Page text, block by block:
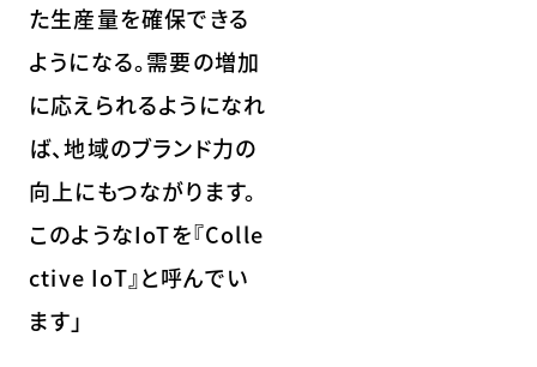
た生産量を確保できる
ようになる。需要の増加
に応えられるようになれ
ば、地域のブランド力の
向上にもつながります。
このようなIoTを『Colle
ctive IoT』と呼んでい
ます」